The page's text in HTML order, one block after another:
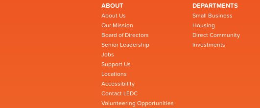
ABOUT
About Us
Our Mission
Board of Directors
Senior Leadership
Jobs
Support Us
Locations
Accessibility
Contact LEDC
Volunteering Opportunities
DEPARTMENTS
Small Business
Housing
Direct Community
Investments